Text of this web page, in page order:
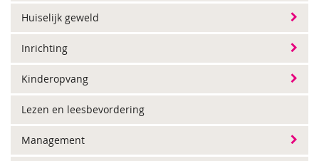
Huiselijk geweld
Inrichting
Kinderopvang
Lezen en leesbevordering
Management